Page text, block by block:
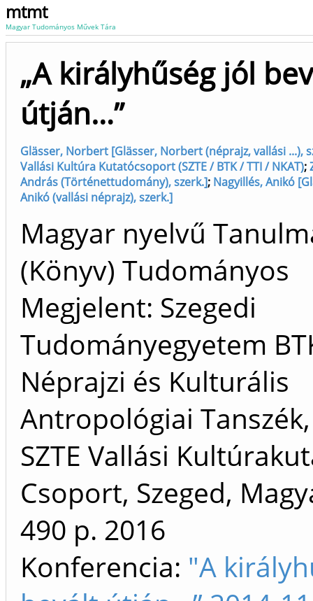
mtmt
Magyar Tudományos Művek Tára
„A királyhűség jól
útján…”
Glässer, Norbert [Glässer, Norbert (néprajz, vallási ...),
Vallási Kultúra Kutatócsoport (SZTE / BTK / TTI / NKAT);
András (Történettudomány), szerk.]; Nagyillés, Anikó
Anikó (vallási néprajz), szerk.]
Magyar nyelvű
(Könyv) Tudományos
Megjelent: Szegedi
Tudományegyetem
Néprajzi és Kulturális
Antropológiai
SZTE Vallási
Csoport, Szeged,
490 p. 2016
Konferencia: "A